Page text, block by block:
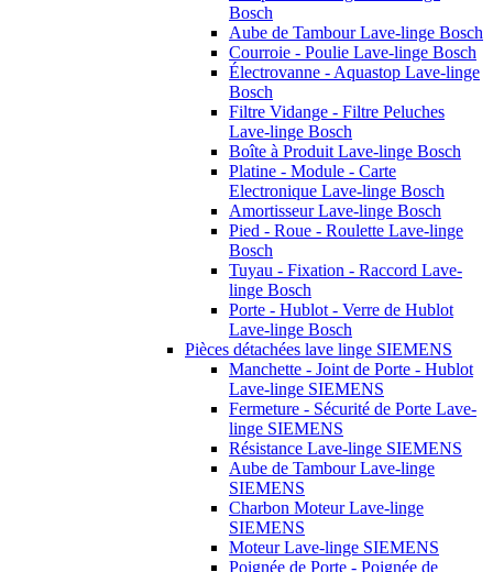
Bosch
Aube de Tambour Lave-linge Bosch
Courroie - Poulie Lave-linge Bosch
Électrovanne - Aquastop Lave-linge
Bosch
Filtre Vidange - Filtre Peluches
Lave-linge Bosch
Boîte à Produit Lave-linge Bosch
Platine - Module - Carte
Electronique Lave-linge Bosch
Amortisseur Lave-linge Bosch
Pied - Roue - Roulette Lave-linge
Bosch
Tuyau - Fixation - Raccord Lave-
linge Bosch
Porte - Hublot - Verre de Hublot
Lave-linge Bosch
Pièces détachées lave linge SIEMENS
Manchette - Joint de Porte - Hublot
Lave-linge SIEMENS
Fermeture - Sécurité de Porte Lave-
linge SIEMENS
Résistance Lave-linge SIEMENS
Aube de Tambour Lave-linge
SIEMENS
Charbon Moteur Lave-linge
SIEMENS
Moteur Lave-linge SIEMENS
Poignée de Porte - Poignée de